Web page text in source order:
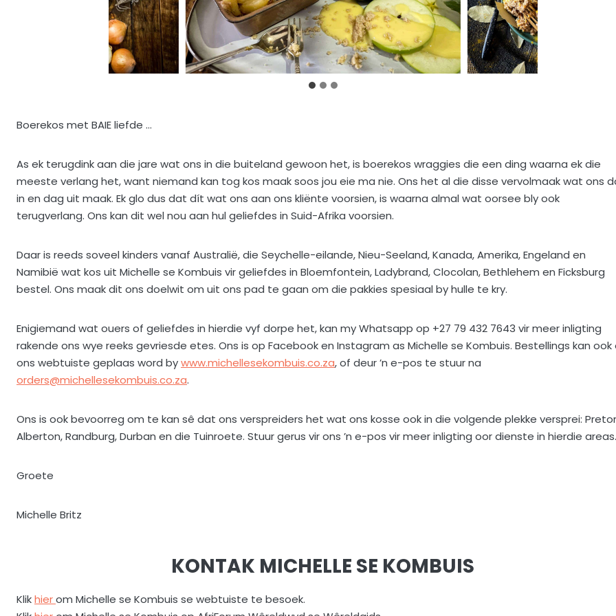
Boerekos met BAIE liefde …
As ek terugdink aan die jare wat ons in die buiteland gewoon het, is boerekos wraggies die een ding waarna ek die
meeste verlang het, want niemand kan tog kos maak soos jou eie ma nie. Ons het al die disse vervolmaak wat ons
in en dag uit maak. Ek glo dus dat dít wat ons aan ons kliënte voorsien, is waarna almal wat oorsee bly ook
terugverlang. Ons kan dit wel nou aan hul geliefdes in Suid-Afrika voorsien.
Daar is reeds soveel kinders vanaf Australië, die Seychelle-eilande, Nieu-Seeland, Kanada, Amerika, Engeland en
Namibië wat kos uit Michelle se Kombuis vir geliefdes in Bloemfontein, Ladybrand, Clocolan, Bethlehem en Ficksburg
bestel. Ons maak dit ons doelwit om uit ons pad te gaan om die pakkies spesiaal by hulle te kry.
Enigiemand wat ouers of geliefdes in hierdie vyf dorpe het, kan my Whatsapp op +27 79 432 7643 vir meer inligting
rakende ons wye reeks gevriesde etes. Ons is op Facebook en Instagram as Michelle se Kombuis. Bestellings kan ook
ons webtuiste geplaas word bywww.michellesekombuis.co.za, of deur ’n e-pos te stuur na
orders@michellesekombuis.co.za.
Ons is ook bevoorreg om te kan sê dat ons verspreiders het wat ons kosse ook in die volgende plekke versprei:
Alberton, Randburg, Durban en die Tuinroete. Stuur gerus vir ons ’n e-pos vir meer inligting oor dienste in hierdie areas.
Groete
Michelle Britz
KONTAK MICHELLE SE KOMBUIS
Klikhierom Michelle se Kombuis se webtuiste te besoek.